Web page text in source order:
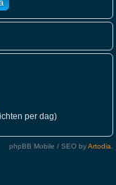
per dag)
phpBB Mobile / SEO byArtodia